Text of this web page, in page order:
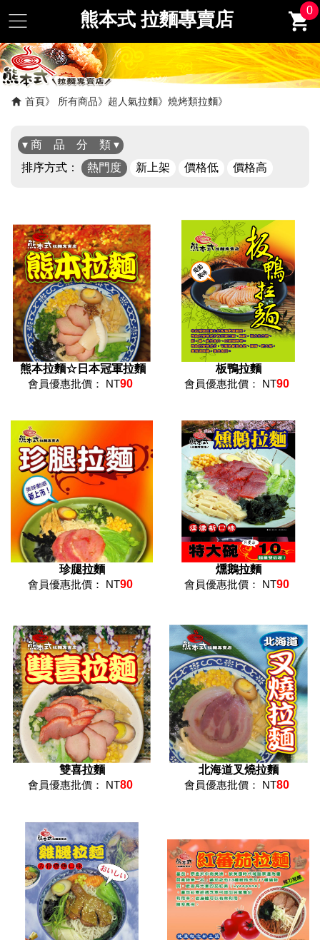
熊本式 拉麵專賣店 0
首頁 所有商品 超人氣拉麵 燒烤類拉麵
▾ 商 品 分 類 ▾
排序方式：
熱門度 新上架 價格低 價格高
熊本拉麵☆日本冠軍拉麵
會員優惠批價： NT90
板鴨拉麵
會員優惠批價： NT90
珍腿拉麵
會員優惠批價： NT90
燻鵝拉麵
會員優惠批價： NT90
雙喜拉麵
會員優惠批價： NT80
北海道叉燒拉麵
會員優惠批價： NT80